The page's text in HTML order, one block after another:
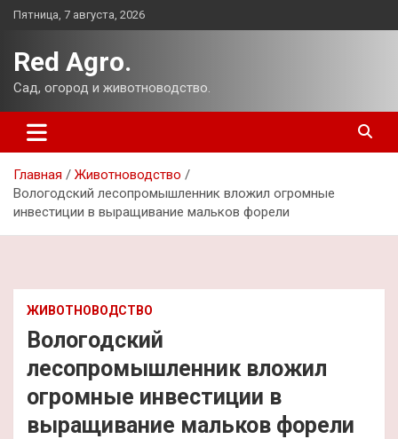
Перейти
Пятница, 7 августа, 2026
Red Agro.
Сад, огород и животноводство.
Главная
Животноводство
Вологодский лесопромышленник вложил огромные
инвестиции в выращивание мальков форели
ЖИВОТНОВОДСТВО
Вологодский
лесопромышленник вложил
огромные инвестиции в
выращивание мальков форели